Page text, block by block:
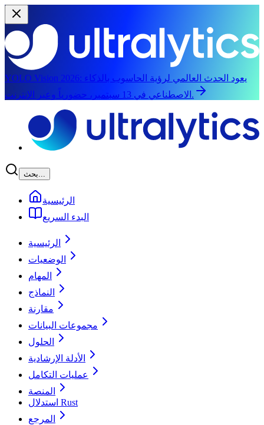
YOLO Vision 2026: يعود الحدث العالمي لرؤية الحاسوب بالذكاء
الاصطناعي في 13 سبتمبر، حضورياً وعبر الإنترنت.
بحث...
الرئيسية
البدء السريع
الرئيسية
الوضعيات
المهام
النماذج
مقارنة
مجموعات البيانات
الحلول
الأدلة الإرشادية
عمليات التكامل
المنصة
استدلال Rust
المرجع